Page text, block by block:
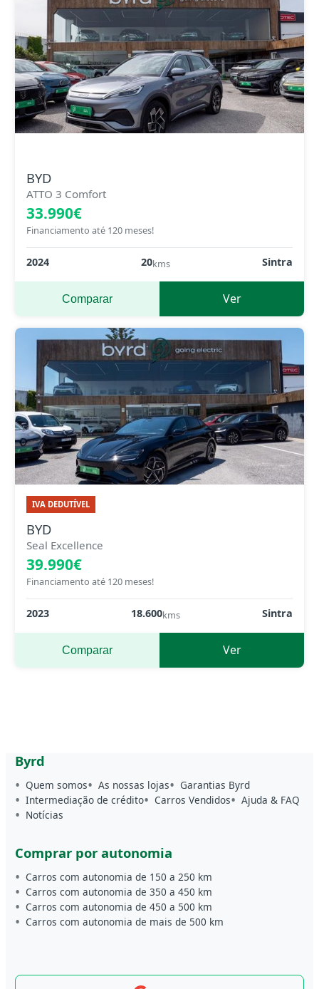
BYD
ATTO 3 Comfort
33.990€
Financiamento até 120 meses!
2024 20kms Sintra
Comparar Ver
IVA DEDUTÍVEL
BYD
Seal Excellence
39.990€
Financiamento até 120 meses!
2023 18.600kms Sintra
Comparar Ver
Byrd
Quem somos As nossas lojas
Garantias Byrd
Intermediação de crédito
Carros Vendidos
Ajuda & FAQ
Notícias
Comprar por autonomia
Carros com autonomia de 150 a 250 km
Carros com autonomia de 350 a 450 km
Carros com autonomia de 450 a 500 km
Carros com autonomia de mais de 500 km